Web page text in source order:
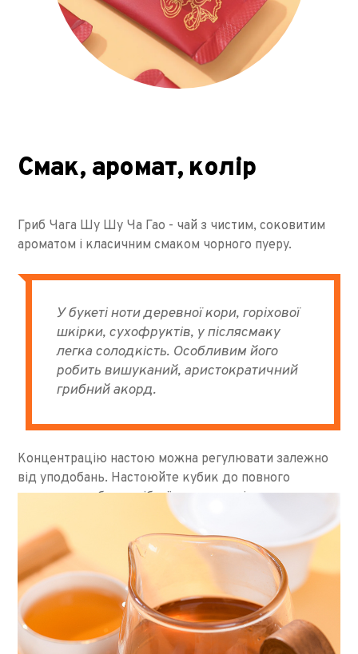
Смак, аромат, колір
Гриб Чага Шу Шу Ча Гао - чай з чистим, соковитим
ароматом і класичним смаком чорного пуеру.
У букеті ноти деревної кори, горіхової
шкірки, сухофруктів, у післясмаку
легка солодкість. Особливим його
робить вишуканий, аристократичний
грибний акорд.
Концентрацію настою можна регулювати залежно
від уподобань. Настоюйте кубик до повного
розчинення або потрібної насиченості, можна